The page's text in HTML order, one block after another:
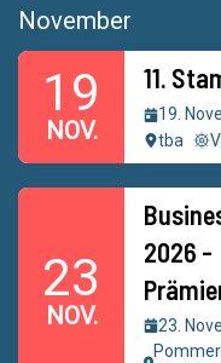
November
19
NOV.
11.
19.
tba
23
NOV.
2026 -
23.